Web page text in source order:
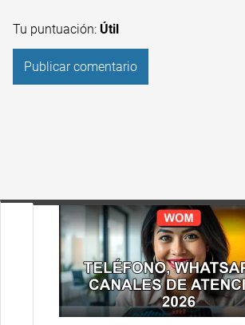
Tu puntuación: Útil